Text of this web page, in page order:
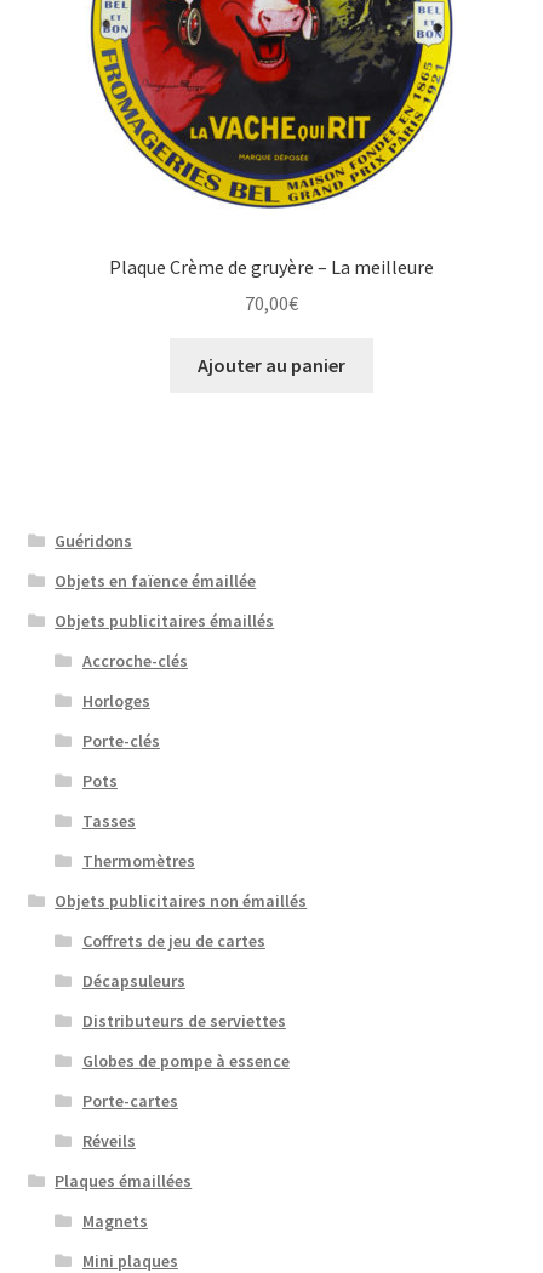
Plaque Crème de gruyère – La meilleure
70,00€
Ajouter au panier
Guéridons
Objets en faïence émaillée
Objets publicitaires émaillés
Accroche-clés
Horloges
Porte-clés
Pots
Tasses
Thermomètres
Objets publicitaires non émaillés
Coffrets de jeu de cartes
Décapsuleurs
Distributeurs de serviettes
Globes de pompe à essence
Porte-cartes
Réveils
Plaques émaillées
Magnets
Mini plaques